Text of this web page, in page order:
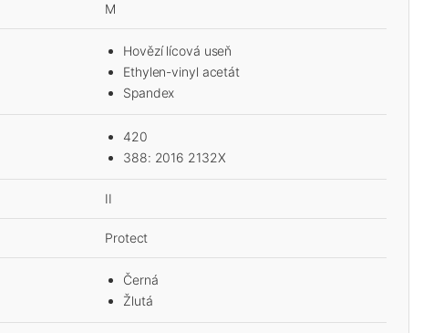
M
Hovězí lícová useň
Ethylen-vinyl acetát
Spandex
420
388: 2016 2132X
II
Protect
Černá
Žlutá